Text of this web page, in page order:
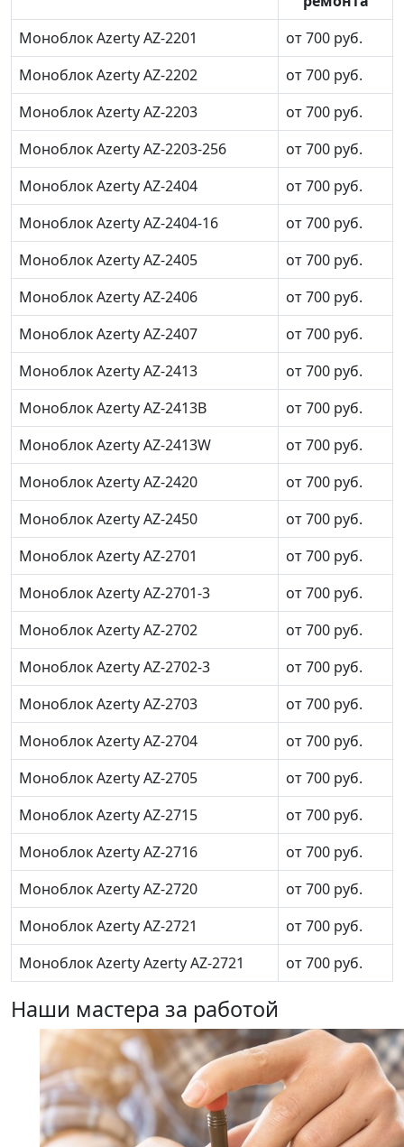
Моноблок Azerty AZ-2201
от 700 руб.
Моноблок Azerty AZ-2202
от 700 руб.
Моноблок Azerty AZ-2203
от 700 руб.
Моноблок Azerty AZ-2203-256
от 700 руб.
Моноблок Azerty AZ-2404
от 700 руб.
Моноблок Azerty AZ-2404-16
от 700 руб.
Моноблок Azerty AZ-2405
от 700 руб.
Моноблок Azerty AZ-2406
от 700 руб.
Моноблок Azerty AZ-2407
от 700 руб.
Моноблок Azerty AZ-2413
от 700 руб.
Моноблок Azerty AZ-2413B
от 700 руб.
Моноблок Azerty AZ-2413W
от 700 руб.
Моноблок Azerty AZ-2420
от 700 руб.
Моноблок Azerty AZ-2450
от 700 руб.
Моноблок Azerty AZ-2701
от 700 руб.
Моноблок Azerty AZ-2701-3
от 700 руб.
Моноблок Azerty AZ-2702
от 700 руб.
Моноблок Azerty AZ-2702-3
от 700 руб.
Моноблок Azerty AZ-2703
от 700 руб.
Моноблок Azerty AZ-2704
от 700 руб.
Моноблок Azerty AZ-2705
от 700 руб.
Моноблок Azerty AZ-2715
от 700 руб.
Моноблок Azerty AZ-2716
от 700 руб.
Моноблок Azerty AZ-2720
от 700 руб.
Моноблок Azerty AZ-2721
от 700 руб.
Моноблок Azerty Azerty AZ-2721
от 700 руб.
Наши мастера за работой